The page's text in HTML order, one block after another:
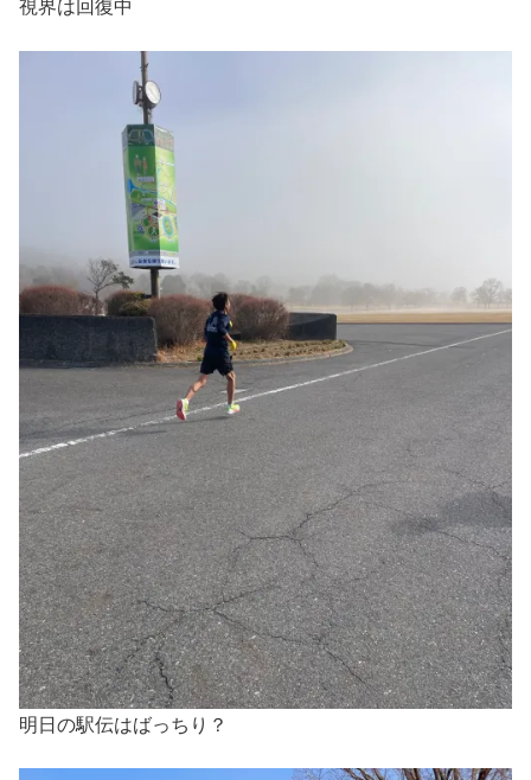
視界は回復中
明日の駅伝はばっちり？